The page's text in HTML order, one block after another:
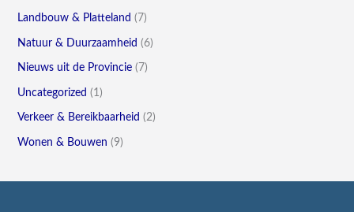
Landbouw & Platteland (7)
Natuur & Duurzaamheid (6)
Nieuws uit de Provincie(7)
Uncategorized (1)
Verkeer & Bereikbaarheid (2)
Wonen & Bouwen (9)